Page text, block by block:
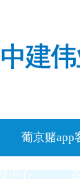
葡京赌app
中心